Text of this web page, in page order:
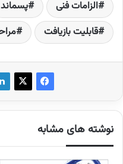
الزامات فنی پسماند
قابلیت بازیافت
نوشته های مشابه